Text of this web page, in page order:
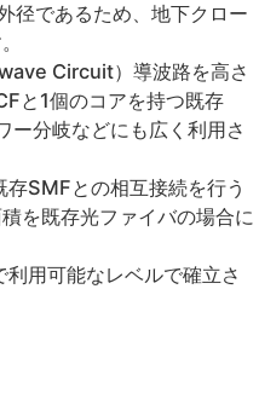
径であるため、地下クロー
Circuit）導波路を高さ
と1個のコアを持つ既存
ー分岐などにも広く利用さ
SMFとの相互接続を行う
を既存光ファイバの場合に
用可能なレベルで確立さ